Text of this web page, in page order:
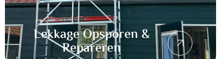
Lekkage Opsporen &
Repareren